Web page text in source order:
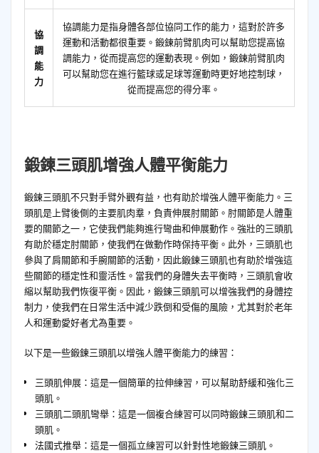
協
調
能
力
協調能力是指身體各部位協同工作的能力，這對於許多
運動和活動都很重要。鍛鍊前臂肌肉可以幫助您提高協
調能力，從而提高您的運動表現。例如，鍛鍊前臂肌肉
可以幫助您在進行籃球或足球等運動時更好地控制球，
從而提高您的得分率。
鍛鍊三頭肌增強人體平衡能力
鍛鍊三頭肌不只對手臂外觀有益，也有助於增強人體平衡能力。三
頭肌是上臂後側的主要肌肉羣，負責伸展肘關節。肘關節是人體重
要的關節之一，它使我們能夠進行彎曲和伸展動作。強壯的三頭肌
有助於穩定肘關節，使我們在做動作時保持平衡。此外，三頭肌也
參與了肩關節和手腕關節的活動，因此鍛鍊三頭肌也有助於增強這
些關節的穩定性和靈活性。當我們的身體失去平衡時，三頭肌會收
縮以幫助我們恢復平衡。因此，鍛鍊三頭肌可以增強我們的身體控
制力，使我們在日常生活中減少跌倒和受傷的風險，尤其對於老年
人和運動愛好者尤為重要。
以下是一些鍛鍊三頭肌以增強人體平衡能力的練習：
三頭肌伸展：這是一個簡單的拉伸練習，可以幫助舒緩和強化三
頭肌。
三頭肌二頭肌彎舉：這是一個複合練習可以同時鍛鍊三頭肌和二
頭肌。
法國式推舉：這是一個孤立練習可以針對性地鍛鍊三頭肌。